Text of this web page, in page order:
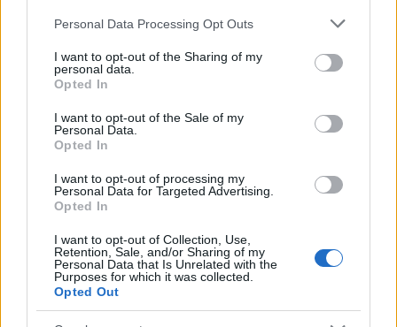
Please note that this website/app uses one or more Google
not limited to your visit or usage behaviour. You may click to
grant or deny consent to Google and its third-party tags to
use your data for below specified purposes in below Google
consent section.
Personal Data Processing Opt Outs
I want to opt-out of the Sharing of my
personal data.
Opted In
I want to opt-out of the Sale of my
Personal Data.
Opted In
I want to opt-out of processing my
Personal Data for Targeted Advertising.
Opted In
I want to opt-out of Collection, Use,
Retention, Sale, and/or Sharing of my
Personal Data that Is Unrelated with the
Purposes for which it was collected.
Opted Out
4. Κρόσια παντού